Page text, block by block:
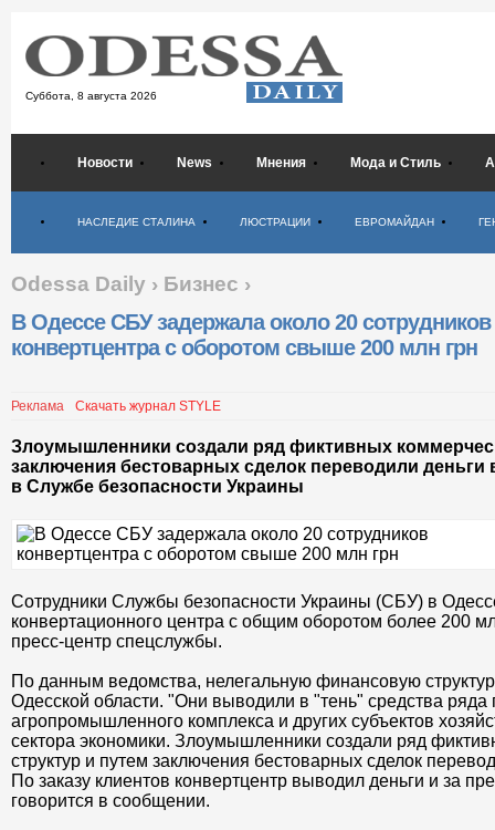
Суббота, 8 августа 2026
Новости News Мнения Мода и Стиль
НАСЛЕДИЕ СТАЛИНА ЛЮСТРАЦИИ ЕВРОМАЙДАН
Odessa Daily › Бизнес ›
В Одессе СБУ задержала около 20 сотрудников
конвертцентра с оборотом свыше 200 млн грн
Реклама Скачать журнал STYLE
Злоумышленники создали ряд фиктивных
заключения бестоварных сделок переводили
в Службе безопасности Украины
Сотрудники Службы безопасности Украины (СБУ) в
конвертационного центра с общим оборотом более 200
пресс-центр спецслужбы.
По данным ведомства, нелегальную финансовую
Одесской области. "Они выводили в "тень" средства ряда
агропромышленного комплекса и других субъектов
сектора экономики. Злоумышленники создали ряд
структур и путем заключения бестоварных сделок
По заказу клиентов конвертцентр выводил деньги и за
говорится в сообщении.